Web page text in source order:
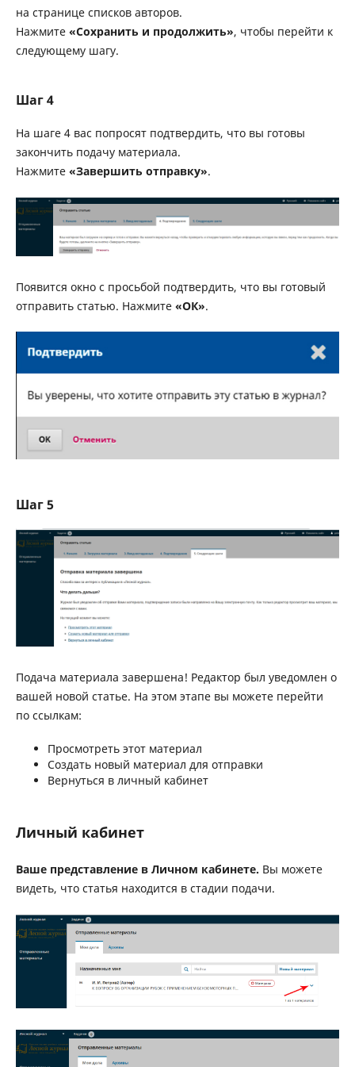
на странице списков авторов.
Нажмите «Сохранить и продолжить», чтобы перейти к
следующему шагу.
Шаг 4
На шаге 4 вас попросят подтвердить, что вы готовы
закончить подачу материала.
Нажмите «Завершить отправку».
Появится окно с просьбой подтвердить, что вы готовый
отправить статью. Нажмите «ОК».
Шаг 5
Подача материала завершена! Редактор был уведомлен о
вашей новой статье. На этом этапе вы можете перейти
по ссылкам:
Просмотреть этот материал
Создать новый материал для отправки
Вернуться в личный кабинет
Личный кабинет
Ваше представление в Личном кабинете. Вы можете
видеть, что статья находится в стадии подачи.